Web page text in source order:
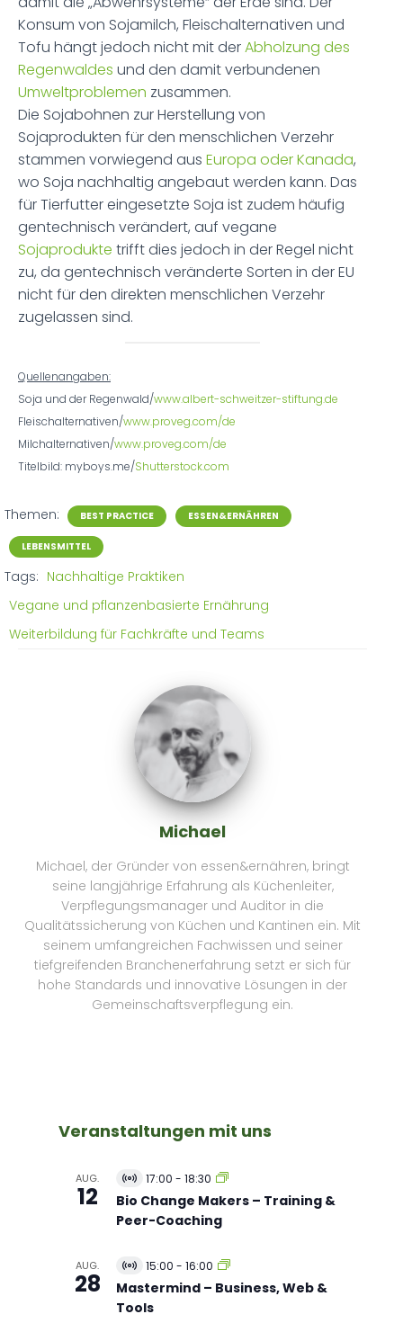
Konsum von Sojamilch, Fleischalternativen und
Tofu hängt jedoch nicht mit derAbholzung des
Regenwaldes und den damit verbundenen
Umweltproblemen zusammen.
Die Sojabohnen zur Herstellung von
Sojaprodukten für den menschlichen Verzehr
stammen vorwiegend aus Europa oder Kanada,
wo Soja nachhaltig angebaut werden kann. Das
für Tierfutter eingesetzte Soja ist zudem häufig
gentechnisch verändert, auf vegane
Sojaprodukte trifft dies jedoch in der Regel nicht
zu, da gentechnisch veränderte Sorten in der EU
nicht für den direkten menschlichen Verzehr
zugelassen sind.
Quellenangaben:
Soja und der Regenwald/www.albert-schweitzer-stiftung.de
Fleischalternativen/www.proveg.com/de
Milchalternativen/www.proveg.com/de
Titelbild: myboys.me/Shutterstock.com
Themen: BEST PRACTICE ESSEN&ERNÄHREN
LEBENSMITTEL
Tags: Nachhaltige Praktiken
Vegane und pflanzenbasierte Ernährung
Weiterbildung für Fachkräfte und Teams
Michael
Michael, der Gründer von essen&ernähren, bringt
seine langjährige Erfahrung als Küchenleiter,
Verpflegungsmanager und Auditor in die
Qualitätssicherung von Küchen und Kantinen ein. Mit
seinem umfangreichen Fachwissen und seiner
tiefgreifenden Branchenerfahrung setzt er sich für
hohe Standards und innovative Lösungen in der
Gemeinschaftsverpflegung ein.
Veranstaltungen mit uns
AUG.
12
V
i
t
l
l
e
17:00 - 18:30
Bio Change Makers – Training &
Peer-Coaching
AUG.
28
V
i
t
15:00 - 16:00
Mastermind – Business, Web &
Tools